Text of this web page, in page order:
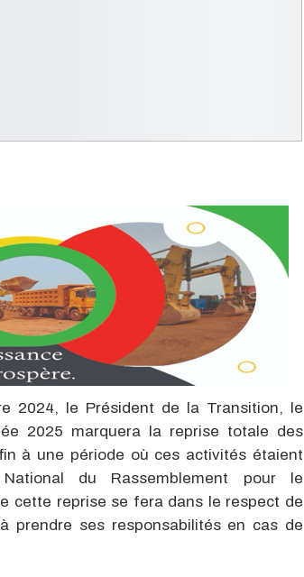
2024, le Président de la Transition, le
2025 marquera la reprise totale des
à une période où ces activités étaient
du Rassemblement pour le
cette reprise se fera dans le respect de
prendre ses responsabilités en cas de